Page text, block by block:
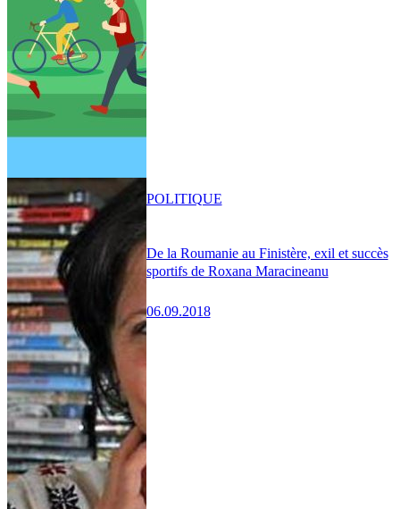
De la Roumanie au Finistère, exil et succès
sportifs de Roxana Maracineanu
06.09.2018
POLITIQUE